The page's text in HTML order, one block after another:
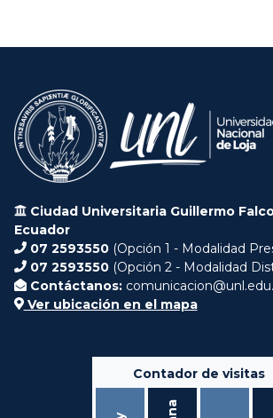
Ciudad Universitaria Guillermo
Ecuador
07 2593550 (Opción 1 - Modalidad
07 2593550 (Opción 2 - Modalidad
Contáctanos:
Ver ubicación en el mapa
Contador de visitas